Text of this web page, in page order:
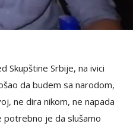
Skupštine Srbije, na ivici
da budem sa narodom,
ne dira nikom, ne napada
potrebno je da slušamo